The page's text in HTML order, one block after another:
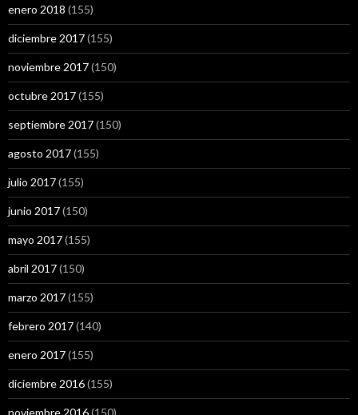
enero 2018 (155)
diciembre 2017(155)
noviembre 2017(150)
octubre 2017(155)
septiembre 2017(150)
agosto 2017(155)
julio 2017(155)
junio 2017(150)
mayo 2017(155)
abril 2017(150)
marzo 2017(155)
febrero 2017(140)
enero 2017(155)
diciembre 2016(155)